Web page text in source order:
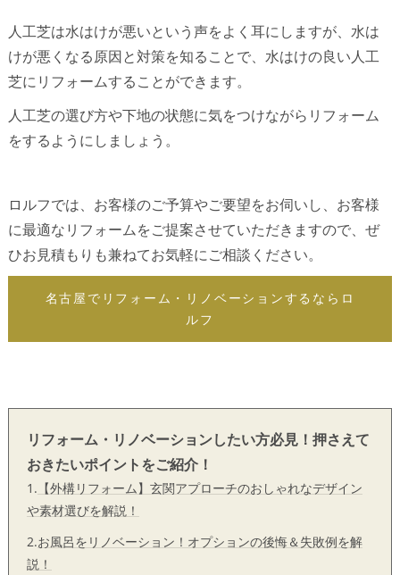
人工芝は水はけが悪いという声をよく耳にしますが、水は
けが悪くなる原因と対策を知ることで、水はけの良い人工
芝にリフォームすることができます。
人工芝の選び方や下地の状態に気をつけながらリフォーム
をするようにしましょう。
ロルフでは、お客様のご予算やご要望をお伺いし、お客様
に最適なリフォームをご提案させていただきますので、ぜ
ひお見積もりも兼ねてお気軽にご相談ください。
名古屋でリフォーム・リノベーションするならロ
ルフ
リフォーム・リノベーションしたい方必見！押さえて
おきたいポイントをご紹介！
1. 【外構リフォーム】玄関アプローチのおしゃれなデザイン
や素材選びを解説！
2.お風呂をリノベーション！オプションの後悔＆失敗例を解
説！